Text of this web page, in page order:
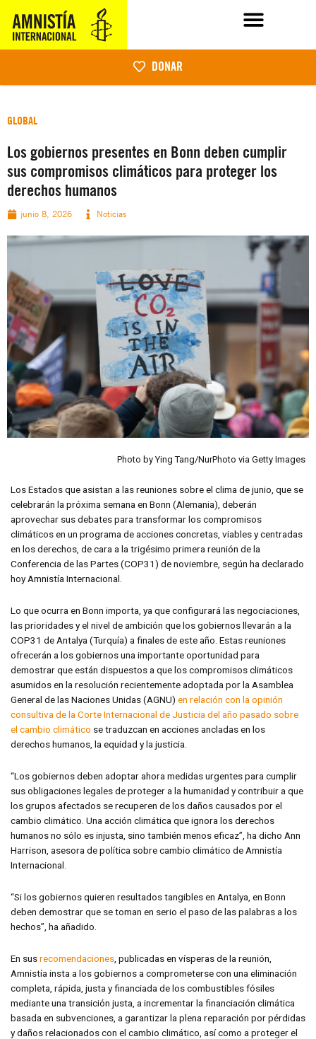
DONAR
GLOBAL
Los gobiernos presentes en Bonn deben cumplir
sus compromisos climáticos para proteger los
derechos humanos
junio 8, 2026 Noticias
Photo by Ying Tang/NurPhoto via Getty Images
Los Estados que asistan a las reuniones sobre el clima de junio, que se
celebrarán la próxima semana en Bonn (Alemania), deberán
aprovechar sus debates para transformar los compromisos
climáticos en un programa de acciones concretas, viables y centradas
en los derechos, de cara a la trigésimo primera reunión de la
Conferencia de las Partes (COP31) de noviembre, según ha declarado
hoy Amnistía Internacional.
Lo que ocurra en Bonn importa, ya que configurará las negociaciones,
las prioridades y el nivel de ambición que los gobiernos llevarán a la
COP31 de Antalya (Turquía) a finales de este año. Estas reuniones
ofrecerán a los gobiernos una importante oportunidad para
demostrar que están dispuestos a que los compromisos climáticos
asumidos en la resolución recientemente adoptada por la Asamblea
General de las Naciones Unidas (AGNU) en relación con la opinión
consultiva de la Corte Internacional de Justicia del año pasado sobre
el cambio climático se traduzcan en acciones ancladas en los
derechos humanos, la equidad y la justicia.
“Los gobiernos deben adoptar ahora medidas urgentes para cumplir
sus obligaciones legales de proteger a la humanidad y contribuir a que
los grupos afectados se recuperen de los daños causados por el
cambio climático. Una acción climática que ignora los derechos
humanos no sólo es injusta, sino también menos eficaz”, ha dicho Ann
Harrison, asesora de política sobre cambio climático de Amnistía
Internacional.
“Si los gobiernos quieren resultados tangibles en Antalya, en Bonn
deben demostrar que se toman en serio el paso de las palabras a los
hechos”, ha añadido.
En susrecomendaciones , publicadas en vísperas de la reunión,
Amnistía insta a los gobiernos a comprometerse con una eliminación
completa, rápida, justa y financiada de los combustibles fósiles
mediante una transición justa, a incrementar la financiación climática
basada en subvenciones, a garantizar la plena reparación por pérdidas
y daños relacionados con el cambio climático, así como a proteger el